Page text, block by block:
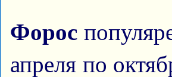
Форос
апреля по